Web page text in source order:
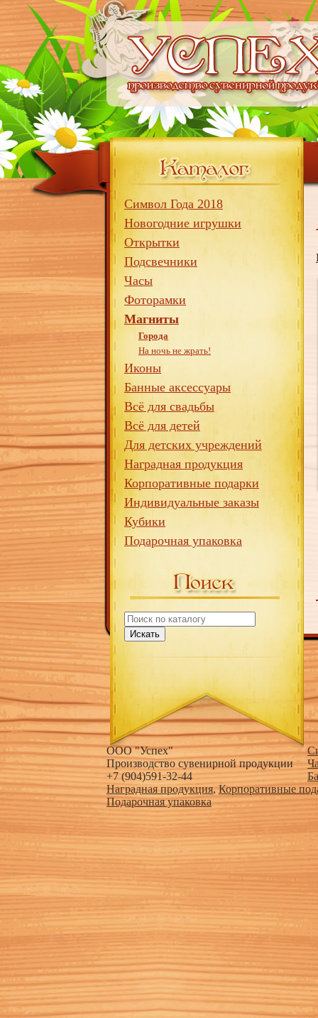
Символ Года 2018
Новогодние игрушки
Открытки
Подсвечники
Часы
Фоторамки
Магниты
Города
На ночь не жрать!
Иконы
Банные аксессуары
Всё для свадьбы
Всё для детей
Для детских учреждений
Наградная продукция
Корпоративные подарки
Индивидуальные заказы
Кубики
Подарочная упаковка
Искать
ООО "Успех"
Производство сувенирной продукции
+7 (904)591-32-44
Наградная продукция,Корпоративные
Подарочная упаковка